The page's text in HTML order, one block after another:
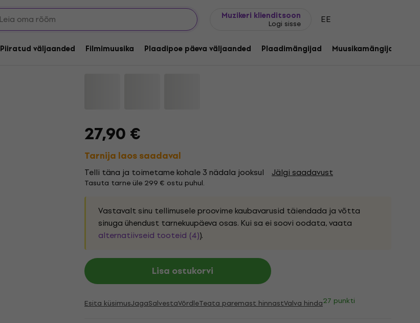
Muzikeri klienditsoon
Logi sisse EE
Piiratud väljaanded Filmimuusika Plaadipoe päeva väljaanded Plaadimängijad Muusikamängijad
Clap Your Hands Say Yeah - New Fragility (Limited Edition)
(Bone Opaque Coloured) (LP)
27,90 €
Tarnija laos saadaval
Telli täna ja toimetame kohale 3 nädala jooksul Jälgi saadavust
Tasuta tarne üle 299 € ostu puhul.
Vastavalt sinu tellimusele proovime kaubavarusid täiendada ja võtta
sinuga ühendust tarnekuupäeva osas. Kui sa ei soovi oodata, vaata
alternatiivseid tooteid (4)).
Lisa ostukorvi
Esita küsimusJagaSalvestaVõrdleTeata paremast hinnastValva hinda27 punkti